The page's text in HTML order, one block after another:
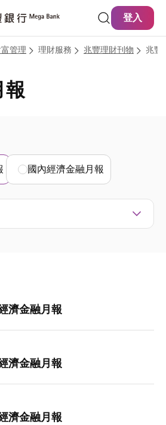
登入
管理 理財服務 兆豐理財刊物 兆豐
報
國內經濟金融月報
濟金融月報
濟金融月報
濟金融月報